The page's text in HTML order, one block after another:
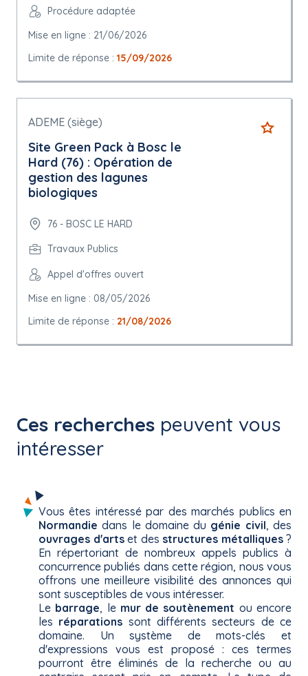
Procédure adaptée
Mise en ligne : 21/06/2026
Limite de réponse : 15/09/2026
ADEME (siège)
Site Green Pack à Bosc le
Hard (76) : Opération de
gestion des lagunes
biologiques
76 - BOSC LE HARD
Travaux Publics
Appel d'offres ouvert
Mise en ligne : 08/05/2026
Limite de réponse : 21/08/2026
Ces recherches peuvent vous
intéresser
Vous êtes intéressé par des marchés publics en
Normandie dans le domaine du génie civil, des
ouvrages d'artset des structures métalliques?
En répertoriant de nombreux appels publics à
concurrence publiés dans cette région, nous vous
offrons une meilleure visibilité des annonces qui
sont susceptibles de vous intéresser.
Le barrage, le mur de soutènement ou encore
les réparations sont différents secteurs de ce
domaine. Un système de mots-clés et
d'expressions vous est proposé : ces termes
pourront être éliminés de la recherche ou au